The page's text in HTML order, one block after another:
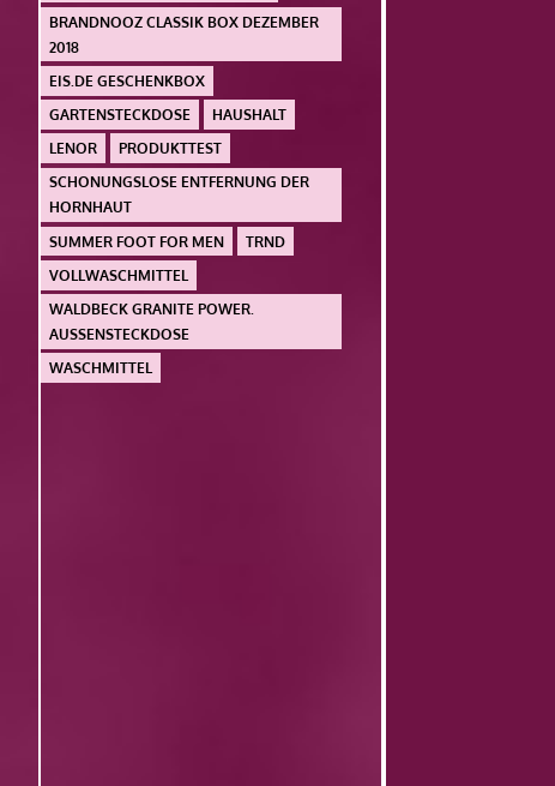
BRANDNOOZ CLASSIK BOX DEZEMBER
2018
EIS.DE GESCHENKBOX
GARTENSTECKDOSE
HAUSHALT
LENOR
PRODUKTTEST
SCHONUNGSLOSE ENTFERNUNG DER
HORNHAUT
SUMMER FOOT FOR MEN
TRND
VOLLWASCHMITTEL
WALDBECK GRANITE POWER.
AUSSENSTECKDOSE
WASCHMITTEL